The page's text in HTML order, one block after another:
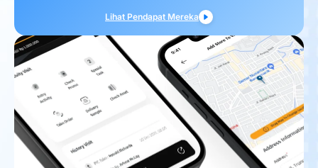
Lihat Pendapat Mereka